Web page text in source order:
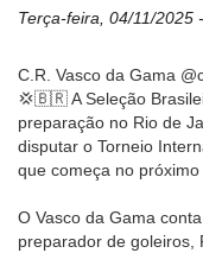
Terça-feira, 04/11/2025
C.R. Vasco da Gama
💢🇧🇷 A Seleção
preparação no Rio de
disputar o Torneio
que começa no próximo
O Vasco da Gama
preparador de goleiros,